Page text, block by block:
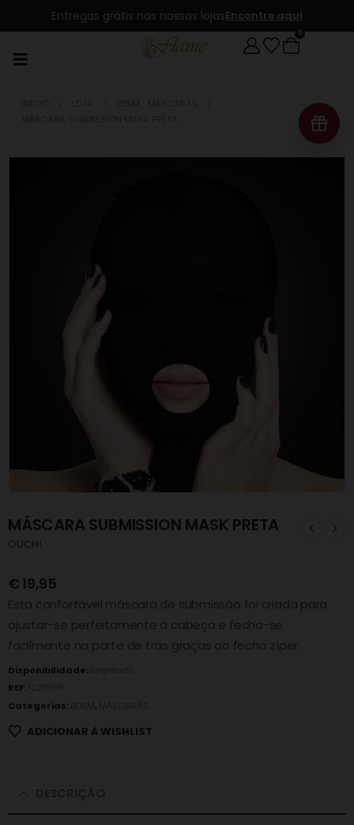
Entregas grátis nas nossas lojasEncontre aqui
0
MÁSCARA SUBMISSION MASK PRETA
OUCH!
€ 19,95
Esta confortável máscara de submissão foi criada para
ajustar-se perfeitamente à cabeça e fecha-se
facilmente na parte de trás graças ao fecho zíper.
Disponibilidade:
REF:
Categorias:
,
ADICIONAR À WISHLIST